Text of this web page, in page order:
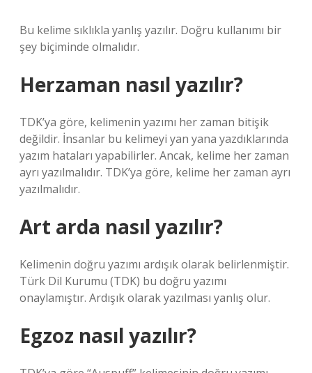
Bu kelime sıklıkla yanlış yazılır. Doğru kullanımı bir
şey biçiminde olmalıdır.
Herzaman nasıl yazılır?
TDK’ya göre, kelimenin yazımı her zaman bitişik
değildir. İnsanlar bu kelimeyi yan yana yazdıklarında
yazım hataları yapabilirler. Ancak, kelime her zaman
ayrı yazılmalıdır. TDK’ya göre, kelime her zaman ayrı
yazılmalıdır.
Art arda nasıl yazılır?
Kelimenin doğru yazımı ardışık olarak belirlenmiştir.
Türk Dil Kurumu (TDK) bu doğru yazımı
onaylamıştır. Ardışık olarak yazılması yanlış olur.
Egzoz nasıl yazılır?